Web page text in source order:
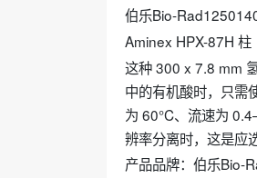
伯乐Bio-
Aminex HPX-87H 柱
这种 300 x 7.8 mm
中的有机酸时，只需
为 60°C、流速为
辨率分离时，这是应
产品品牌：伯乐Bio-